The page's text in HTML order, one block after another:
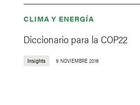
CLIMA Y ENERGÍA
Diccionario para la COP22
Insights 9 NOVIEMBRE 2016